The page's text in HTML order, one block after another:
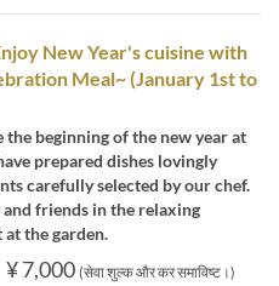
New Year's cuisine with
Meal~ (January 1st to
beginning of the new year at
prepared dishes lovingly
carefully selected by our chef.
friends in the relaxing
the garden.
¥ 7,000 (सेवा शुल्क और कर समाविष्ट।)